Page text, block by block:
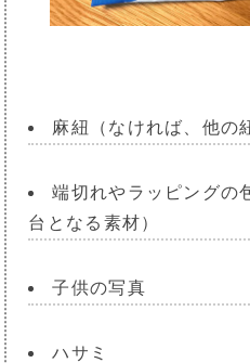
麻紐（なければ、他の
端切れやラッピングの
台となる素材）
子供の写真
ハサミ